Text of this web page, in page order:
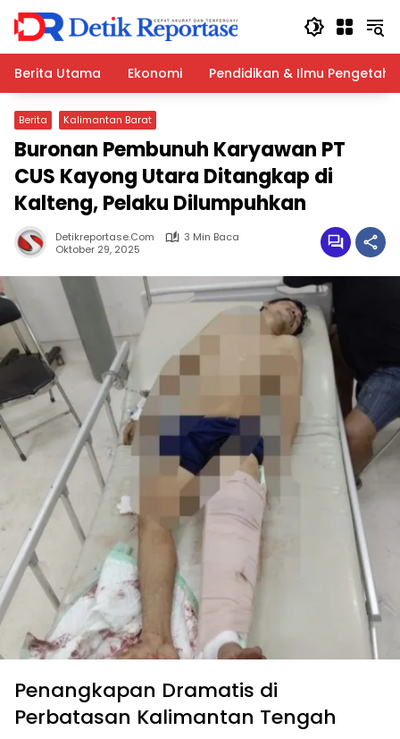
Langsung
konten
Berita Utama
Ekonomi Pendidikan & Ilmu
Berita Kalimantan Barat
Buronan Pembunuh Karyawan PT
CUS Kayong Utara Ditangkap di
Kalteng, Pelaku Dilumpuhkan
Detikreportase.com
3 Min Baca
Oktober 29, 2025
Penangkapan Dramatis di
Perbatasan Kalimantan Tengah